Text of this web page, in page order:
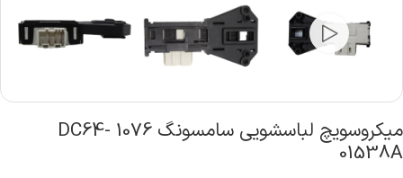
میکروسویچ لباسشویی سامسونگ 1076 DC64-
01538A